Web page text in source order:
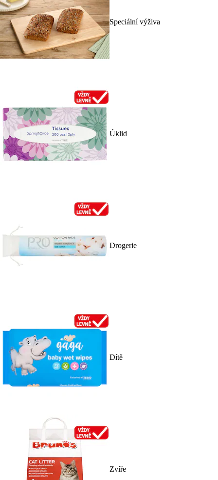
Speciální výživa
Úklid
Drogerie
Dítě
Zvíře